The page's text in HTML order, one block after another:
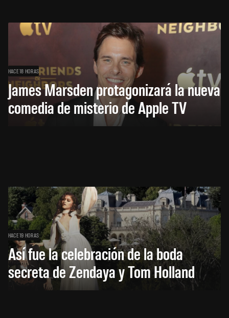
HACE 18 HORAS
James Marsden protagonizará la nueva
comedia de misterio de Apple TV
HACE 19 HORAS
Así fue la celebración de la boda
secreta de Zendaya y Tom Holland